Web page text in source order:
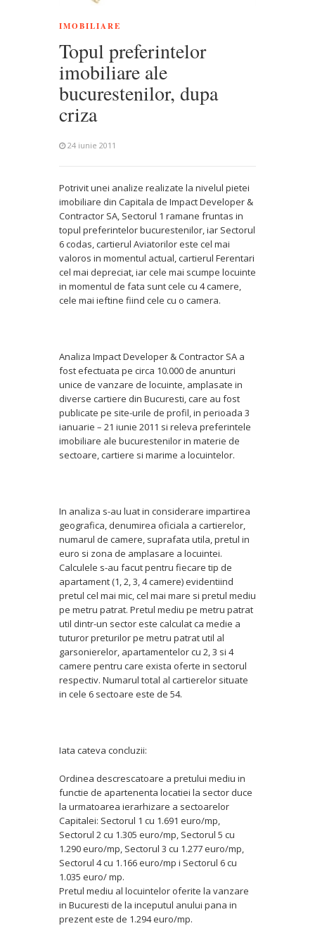
IMOBILIARE
Topul preferintelor
imobiliare ale
bucurestenilor, dupa
criza
24 iunie 2011
Potrivit unei analize realizate la nivelul pietei
imobiliare din Capitala de Impact Developer &
Contractor SA, Sectorul 1 ramane fruntas in
topul preferintelor bucurestenilor, iar Sectorul
6 codas, cartierul Aviatorilor este cel mai
valoros in momentul actual, cartierul Ferentari
cel mai depreciat, iar cele mai scumpe locuinte
in momentul de fata sunt cele cu 4 camere,
cele mai ieftine fiind cele cu o camera.
Analiza Impact Developer & Contractor SA a
fost efectuata pe circa 10.000 de anunturi
unice de vanzare de locuinte, amplasate in
diverse cartiere din Bucuresti, care au fost
publicate pe site-urile de profil, in perioada 3
ianuarie – 21 iunie 2011 si releva preferintele
imobiliare ale bucurestenilor in materie de
sectoare, cartiere si marime a locuintelor.
In analiza s-au luat in considerare impartirea
geografica, denumirea oficiala a cartierelor,
numarul de camere, suprafata utila, pretul in
euro si zona de amplasare a locuintei.
Calculele s-au facut pentru fiecare tip de
apartament (1, 2, 3, 4 camere) evidentiind
pretul cel mai mic, cel mai mare si pretul mediu
pe metru patrat. Pretul mediu pe metru patrat
util dintr-un sector este calculat ca medie a
tuturor preturilor pe metru patrat util al
garsonierelor, apartamentelor cu 2, 3 si 4
camere pentru care exista oferte in sectorul
respectiv. Numarul total al cartierelor situate
in cele 6 sectoare este de 54.
Iata cateva concluzii:
Ordinea descrescatoare a pretului mediu in
functie de apartenenta locatiei la sector duce
la urmatoarea ierarhizare a sectoarelor
Capitalei: Sectorul 1 cu 1.691 euro/mp,
Sectorul 2 cu 1.305 euro/mp, Sectorul 5 cu
1.290 euro/mp, Sectorul 3 cu 1.277 euro/mp,
Sectorul 4 cu 1.166 euro/mp i Sectorul 6 cu
1.035 euro/ mp.
Pretul mediu al locuintelor oferite la vanzare
in Bucuresti de la inceputul anului pana in
prezent este de 1.294 euro/mp.